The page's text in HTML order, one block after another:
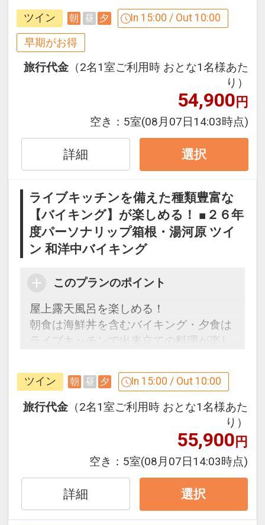
早めのお申し込みがお得！【早２１】
早期予約限定！２１日前までのご予約が
※本プランは２１日前までの予約受付で
す。２０日前以降の人数変更、おとな・
こどもの内訳変更はできません。
ここがポイント！
●１部屋ごとに貸切風呂１回割引利用券
付（６０分通常２，２００円→１，１０
●おとなの女性の方に選べる色浴衣を1枚
ご用意！※１泊ごと
※旅行代金に含まれます。
ご案内
れていただき、館内を素足または靴下で
歩くスタイルの宿です。
設定期間：2026年4月1日～2027年3月
31日
インターネットコース番号：DP-1-
ツイン 朝 昼 夕 In 15:00 / Out 10:00
早期がお得
旅行代金 （2名1室ご利用時 おとな1名様あた
り）
54,900円
空き： 5室(08月07日14:03時点)
詳細 選択
ライブキッチンを備えた種類豊富な
【バイキング】が楽しめる！ ■２６年
度パーソナリップ箱根・湯河原 ツイ
ン 和洋中バイキング
このプランのポイント
屋上露天風呂を楽しめる！
朝食は海鮮丼を含むバイキング・夕食は
ライブキッチンで出来立ての料理が楽し
ここがポイント！
●１部屋ごとに貸切風呂１回割引利用券
付（６０分通常２，２００円→１，１０
●おとなの女性の方に選べる色浴衣を1枚
ご用意！※１泊ごと
※旅行代金に含まれます。
ツイン 朝 昼 夕 In 15:00 / Out 10:00
旅行代金 （2名1室ご利用時 おとな1名様あた
り）
55,900円
空き： 5室(08月07日14:03時点)
詳細 選択